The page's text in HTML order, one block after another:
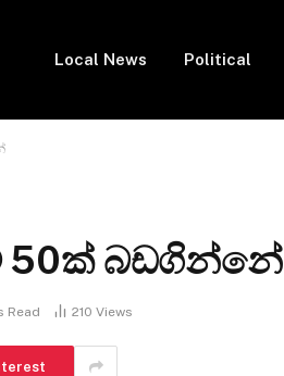
Local News Political
50ක් බඩගින්නේ
Read 210 Views